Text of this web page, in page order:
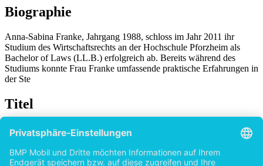
Biographie
Anna-Sabina Franke, Jahrgang 1988, schloss im Jahr 2011 ihr
Studium des Wirtschaftsrechts an der Hochschule Pforzheim als
Bachelor of Laws (LL.B.) erfolgreich ab. Bereits während des
Studiums konnte Frau Franke umfassende praktische Erfahrungen in
der Ste
Titel
Anforderungen an Ratingagenturen zur